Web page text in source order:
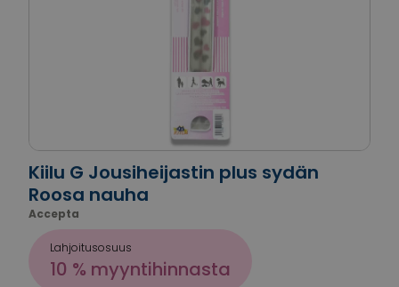
Kiilu G Jousiheijastin plus sydän
Roosa nauha
Accepta
Lahjoitusosuus
10 % myyntihinnasta